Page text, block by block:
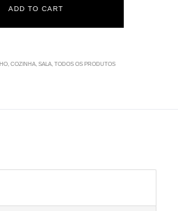
ADD TO CART
COZINHA SALA TODOS OS PRODUTOS